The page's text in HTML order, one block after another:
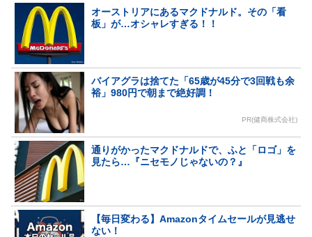
オーストリアにあるマクドナルド。その「看
板」が…オシャレすぎる！！
バイアグラは捨てた「65歳が45分で3回戦も余
裕」980円で朝まで絶好調！
PR(健商株式会社)
通りがかったマクドナルドで、ふと「ロゴ」を
見たら…『ニセモノじゃないの？』
【毎日変わる】Amazonタイムセールが見逃せ
ない！